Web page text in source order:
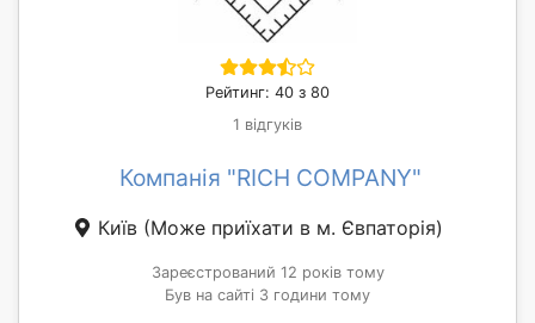
Рейтинг: 40 з 80
1 відгуків
Компанія "RICH COMPANY"
Київ (Може приїхати в м. Євпаторія)
Зареєстрований 12 років тому
Був на сайті 3 години тому